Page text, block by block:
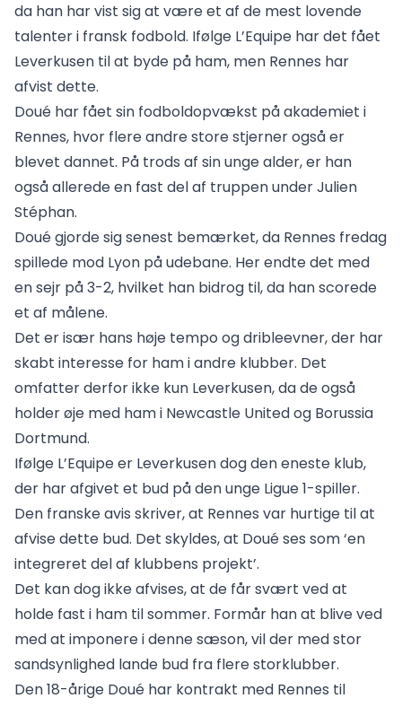
da han har vist sig at være et af de mest lovende
talenter i fransk fodbold. Ifølge L’Equipe har det fået
Leverkusen til at byde på ham, men Rennes har
afvist dette.
Doué har fået sin fodboldopvækst på akademiet i
Rennes, hvor flere andre store stjerner også er
blevet dannet. På trods af sin unge alder, er han
også allerede en fast del af truppen under Julien
Stéphan.
Doué gjorde sig senest bemærket, da Rennes fredag
spillede mod Lyon på udebane. Her endte det med
en sejr på 3-2, hvilket han bidrog til, da han scorede
et af målene.
Det er især hans høje tempo og dribleevner, der har
skabt interesse for ham i andre klubber. Det
omfatter derfor ikke kun Leverkusen, da de også
holder øje med ham i Newcastle United og Borussia
Dortmund.
Ifølge L’Equipe er Leverkusen dog den eneste klub,
der har afgivet et bud på den unge Ligue 1-spiller.
Den franske avis skriver, at Rennes var hurtige til at
afvise dette bud. Det skyldes, at Doué ses som ‘en
integreret del af klubbens projekt’.
Det kan dog ikke afvises, at de får svært ved at
holde fast i ham til sommer. Formår han at blive ved
med at imponere i denne sæson, vil der med stor
sandsynlighed lande bud fra flere storklubber.
Den 18-årige Doué har kontrakt med Rennes til